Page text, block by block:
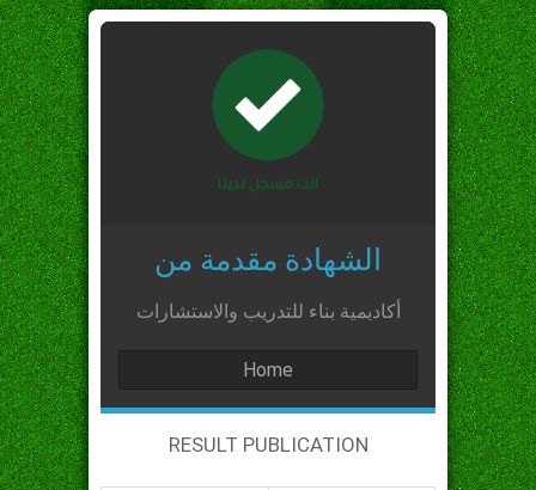
الشهادة مقدمة من
أكاديمية بناء للتدريب والاستشارات
Home
RESULT PUBLICATION